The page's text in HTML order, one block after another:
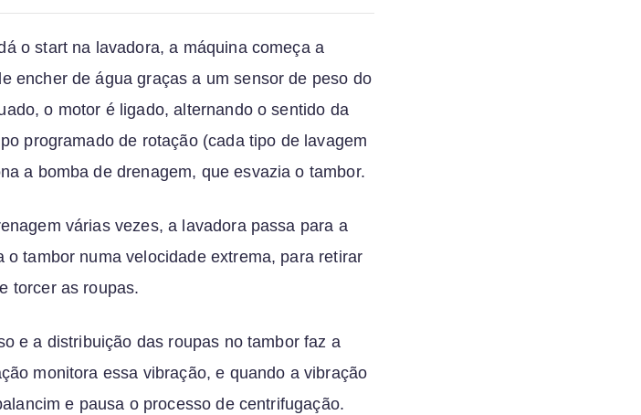
o start na lavadora, a máquina começa a
encher de água graças a um sensor de peso do
o motor é ligado, alternando o sentido da
programado de rotação (cada tipo de lavagem
a bomba de drenagem, que esvazia o tambor.
várias vezes, a lavadora passa para a
tambor numa velocidade extrema, para retirar
torcer as roupas.
e a distribuição das roupas no tambor faz a
monitora essa vibração, e quando a vibração
e pausa o processo de centrifugação.